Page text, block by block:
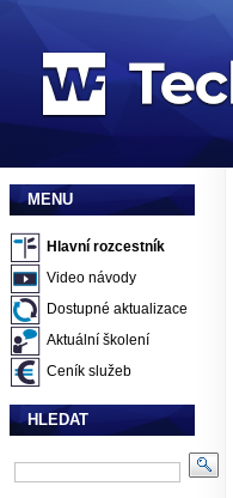
MENU
Hlavní rozcestník
Video návody
Dostupné aktualizace
Aktuální školení
Ceník služeb
HLEDAT